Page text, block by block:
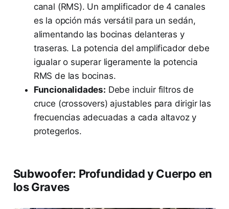
canal (RMS). Un amplificador de 4 canales
es la opción más versátil para un sedán,
alimentando las bocinas delanteras y
traseras. La potencia del amplificador debe
igualar o superar ligeramente la potencia
RMS de las bocinas.
Funcionalidades: Debe incluir filtros de
cruce (crossovers) ajustables para dirigir las
frecuencias adecuadas a cada altavoz y
protegerlos.
Subwoofer: Profundidad y Cuerpo en
los Graves